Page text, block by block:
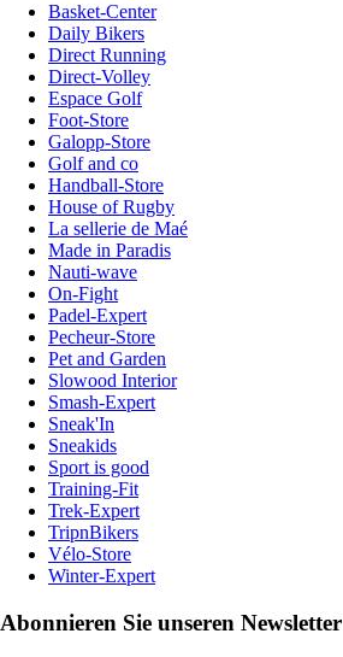
Basket-Center
Daily Bikers
Direct Running
Direct-Volley
Espace Golf
Foot-Store
Galopp-Store
Golf and co
Handball-Store
House of Rugby
La sellerie de Maé
Made in Paradis
Nauti-wave
On-Fight
Padel-Expert
Pecheur-Store
Pet and Garden
Slowood Interior
Smash-Expert
Sneak'In
Sneakids
Sport is good
Training-Fit
Trek-Expert
TripnBikers
Vélo-Store
Winter-Expert
Abonnieren Sie unseren Newsletter